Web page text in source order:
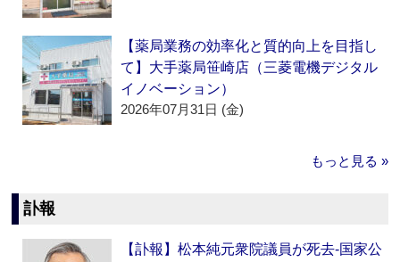
【薬局業務の効率化と質的向上を目指し
て】大手薬局笹崎店（三菱電機デジタル
イノベーション）
2026年07月31日 (金)
もっと見る »
訃報
【訃報】松本純元衆院議員が死去‐国家公